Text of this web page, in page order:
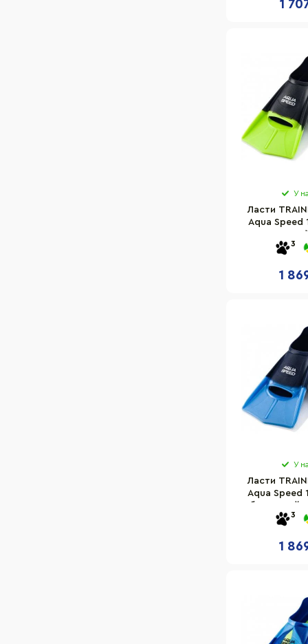
1
У
Ласти
Aqua
3
1
У
Ласти
Aqua
3
1